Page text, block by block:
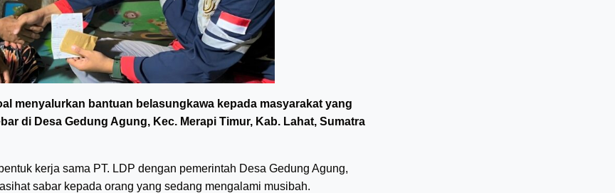
menyalurkan bantuan belasungkawa kepada masyarakat yang
di Desa Gedung Agung, Kec. Merapi Timur, Kab. Lahat, Sumatra
kerja sama PT. LDP dengan pemerintah Desa Gedung Agung,
sabar kepada orang yang sedang mengalami musibah.